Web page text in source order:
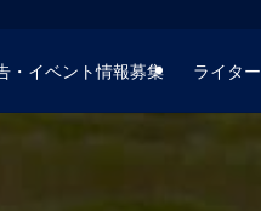
・イベント情報募集 ライタ